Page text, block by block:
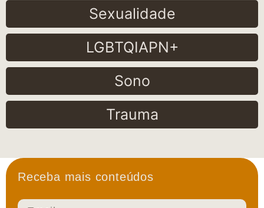
Sexualidade
LGBTQIAPN+
Sono
Trauma
Receba mais conteúdos